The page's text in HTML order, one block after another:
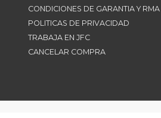
CONDICIONES DE GARANTIA Y RMA
POLITICAS DE PRIVACIDAD
TRABAJA EN JFC
CANCELAR COMPRA